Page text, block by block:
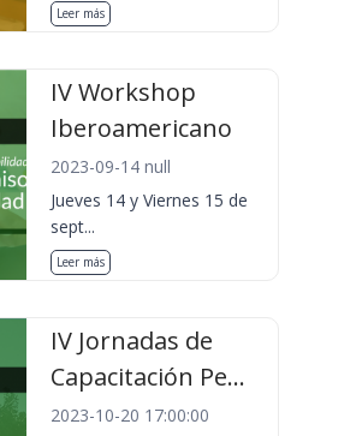
Leer más
IV Workshop
Iberoamericano
2023-09-14 null
Jueves 14 y Viernes 15 de
sept...
Leer más
IV Jornadas de
Capacitación Pe...
2023-10-20 17:00:00